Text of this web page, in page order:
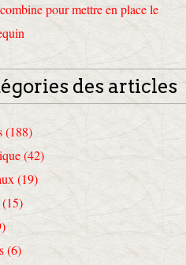
pour mettre en place le
des articles
(188)
(42)
(19)
(6)